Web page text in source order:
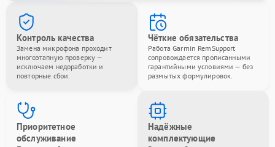
Контроль качества
Замена микрофона проходит
многоэтапную проверку —
исключаем недоработки и
повторные сбои.
Чёткие обязательства
Работа Garmin RemSupport
сопровождается прописанными
гарантийными условиями — без
размытых формулировок.
Приоритетное
обслуживание
Надёжные
комплектующие